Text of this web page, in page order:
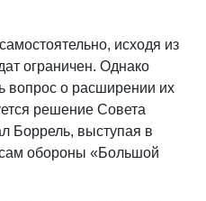
исходя из
ограничен. Однако
вопрос о расширении их
решение Совета
Боррель, выступая в
обороны «Большой